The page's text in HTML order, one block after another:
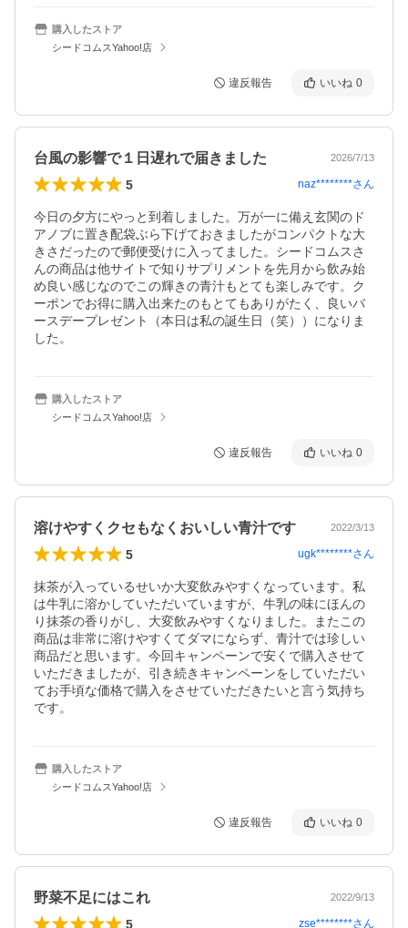
購入したストア
シードコムスYahoo!店
違反報告 いいね 0
台風の影響で１日遅れで届きました 2026/7/13
5 naz********さん
今日の夕方にやっと到着しました。万が一に備え玄関のド
アノブに置き配袋ぶら下げておきましたがコンパクトな大
きさだったので郵便受けに入ってました。シードコムスさ
んの商品は他サイトで知りサプリメントを先月から飲み始
め良い感じなのでこの輝きの青汁もとても楽しみです。ク
ーポンでお得に購入出来たのもとてもありがたく、良いバ
ースデープレゼント（本日は私の誕生日（笑））になりま
した。
購入したストア
シードコムスYahoo!店
違反報告 いいね 0
溶けやすくクセもなくおいしい青汁です 2022/3/13
5 ugk********さん
抹茶が入っているせいか大変飲みやすくなっています。私
は牛乳に溶かしていただいていますが、牛乳の味にほんの
り抹茶の香りがし、大変飲みやすくなりました。またこの
商品は非常に溶けやすくてダマにならず、青汁では珍しい
商品だと思います。今回キャンペーンで安くで購入させて
いただきましたが、引き続きキャンペーンをしていただい
てお手頃な価格で購入をさせていただきたいと言う気持ち
です。
購入したストア
シードコムスYahoo!店
違反報告 いいね 0
野菜不足にはこれ 2022/9/13
5 zse********さん